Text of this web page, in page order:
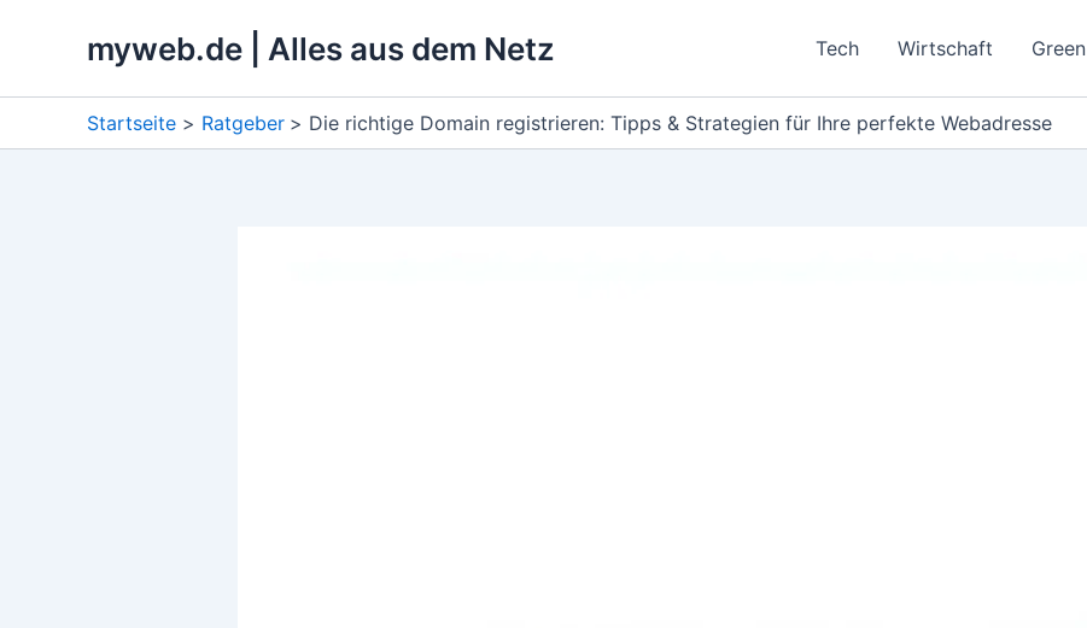
myweb.de | Alles aus dem Netz Tech Wirtschaft Green
Startseite Ratgeber Die richtige Domain registrieren: Tipps & Strategien für Ihre perfekte Webadresse